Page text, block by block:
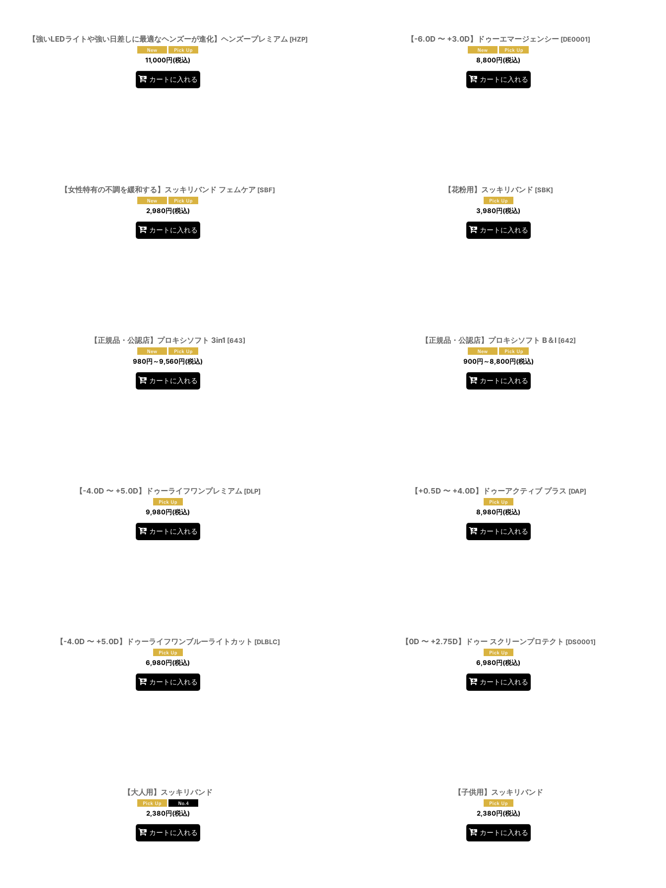
【強いLEDライトや強い日差しに最適なヘンズーが進化】ヘンズープレミアム [HZP]
11,000円(税込)
カートに入れる
【-6.0D 〜 +3.0D】ドゥーエマージェンシー [DE0001]
8,800円(税込)
カートに入れる
【女性特有の不調を緩和する】スッキリバンド フェムケア [SBF]
2,980円(税込)
カートに入れる
【花粉用】スッキリバンド [SBK]
3,980円(税込)
カートに入れる
【正規品・公認店】プロキシソフト 3in1 [643]
980円～9,560円(税込)
カートに入れる
【正規品・公認店】プロキシソフト B＆I [642]
900円～8,800円(税込)
カートに入れる
【-4.0D 〜 +5.0D】ドゥーライフワンプレミアム [DLP]
9,980円(税込)
カートに入れる
【+0.5D 〜 +4.0D】ドゥーアクティブ プラス [DAP]
8,980円(税込)
カートに入れる
【-4.0D 〜 +5.0D】ドゥーライフワンブルーライトカット [DLBLC]
6,980円(税込)
カートに入れる
【0D 〜 +2.75D】ドゥー スクリーンプロテクト [DS0001]
6,980円(税込)
カートに入れる
【大人用】スッキリバンド
2,380円(税込)
カートに入れる
【子供用】スッキリバンド
2,380円(税込)
カートに入れる